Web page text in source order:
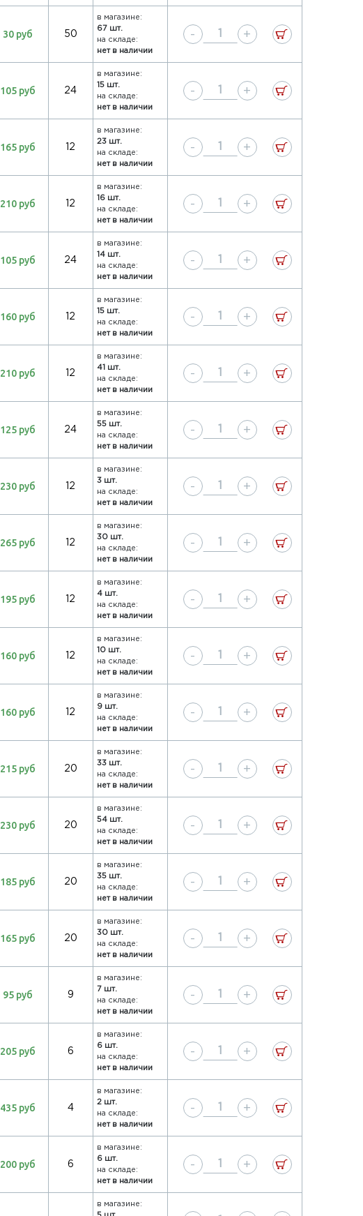
30 руб 50
в магазине:
67 шт.
на складе:
нет в наличии
- +
105 руб 24
в магазине:
15 шт.
на складе:
нет в наличии
- +
165 руб 12
в магазине:
23 шт.
на складе:
нет в наличии
- +
210 руб 12
в магазине:
16 шт.
на складе:
нет в наличии
- +
105 руб 24
в магазине:
14 шт.
на складе:
нет в наличии
- +
160 руб 12
в магазине:
15 шт.
на складе:
нет в наличии
- +
210 руб 12
в магазине:
41 шт.
на складе:
нет в наличии
- +
125 руб 24
в магазине:
55 шт.
на складе:
нет в наличии
- +
230 руб 12
в магазине:
3 шт.
на складе:
нет в наличии
- +
265 руб 12
в магазине:
30 шт.
на складе:
нет в наличии
- +
195 руб 12
в магазине:
4 шт.
на складе:
нет в наличии
- +
160 руб 12
в магазине:
10 шт.
на складе:
нет в наличии
- +
160 руб 12
в магазине:
9 шт.
на складе:
нет в наличии
- +
215 руб 20
в магазине:
33 шт.
на складе:
нет в наличии
- +
230 руб 20
в магазине:
54 шт.
на складе:
нет в наличии
- +
185 руб 20
в магазине:
35 шт.
на складе:
нет в наличии
- +
165 руб 20
в магазине:
30 шт.
на складе:
нет в наличии
- +
95 руб 9
в магазине:
7 шт.
на складе:
нет в наличии
- +
205 руб 6
в магазине:
6 шт.
на складе:
нет в наличии
- +
435 руб 4
в магазине:
2 шт.
на складе:
нет в наличии
- +
200 руб 6
в магазине:
6 шт.
на складе:
нет в наличии
- +
в магазине: